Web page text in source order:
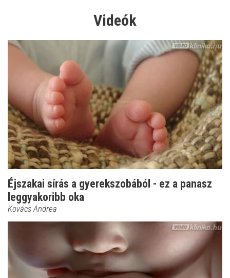
Videók
Éjszakai sírás a gyerekszobából - ez a panasz
leggyakoribb oka
Kovács Andrea